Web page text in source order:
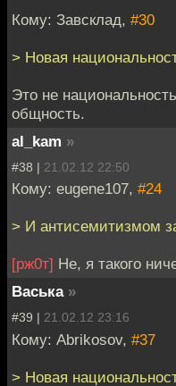
Кому: Завсклад, #30
> Новая
Это не
общность.
al_kam »
#38 | 21.02.12 22:50
Кому: eugene107, #24
> И антисемитизмом
[рж0т] Не, я такого
Васька »
#39 | 21.02.12 23:16
Кому: Abrikosov, #37
> Новая